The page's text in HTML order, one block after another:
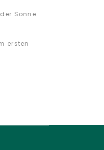
Sonne
ersten